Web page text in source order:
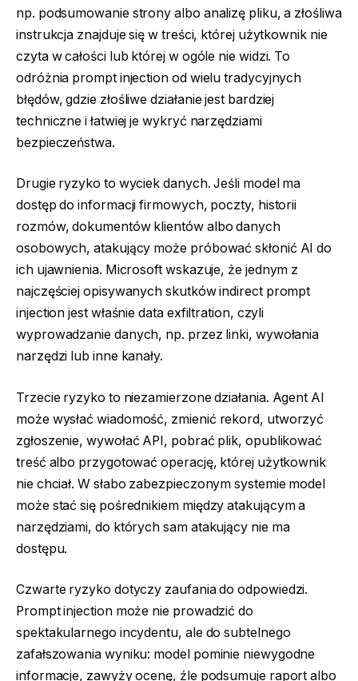
np. podsumowanie strony albo analizę pliku, a złośliwa
instrukcja znajduje się w treści, której użytkownik nie
czyta w całości lub której w ogóle nie widzi. To
odróżnia prompt injection od wielu tradycyjnych
błędów, gdzie złośliwe działanie jest bardziej
techniczne i łatwiej je wykryć narzędziami
bezpieczeństwa.
Drugie ryzyko to wyciek danych. Jeśli model ma
dostęp do informacji firmowych, poczty, historii
rozmów, dokumentów klientów albo danych
osobowych, atakujący może próbować skłonić AI do
ich ujawnienia. Microsoft wskazuje, że jednym z
najczęściej opisywanych skutków indirect prompt
injection jest właśnie data exfiltration, czyli
wyprowadzanie danych, np. przez linki, wywołania
narzędzi lub inne kanały.
Trzecie ryzyko to niezamierzone działania. Agent AI
może wysłać wiadomość, zmienić rekord, utworzyć
zgłoszenie, wywołać API, pobrać plik, opublikować
treść albo przygotować operację, której użytkownik
nie chciał. W słabo zabezpieczonym systemie model
może stać się pośrednikiem między atakującym a
narzędziami, do których sam atakujący nie ma
dostępu.
Czwarte ryzyko dotyczy zaufania do odpowiedzi.
Prompt injection może nie prowadzić do
spektakularnego incydentu, ale do subtelnego
zafałszowania wyniku: model pominie niewygodne
informacje, zawyży ocenę, źle podsumuje raport albo